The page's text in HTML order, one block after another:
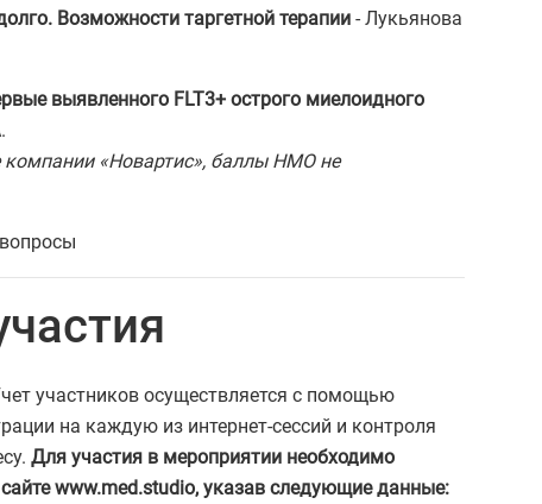
Возможности таргетной терапии - Лукьянова
выявленного FLT3+ острого миелоидного
«Новартис», баллы НМО не
участников осуществляется с помощью
на каждую из интернет-сессий и контроля
Для участия в мероприятии необходимо
www.med.studio, указав следующие данные: